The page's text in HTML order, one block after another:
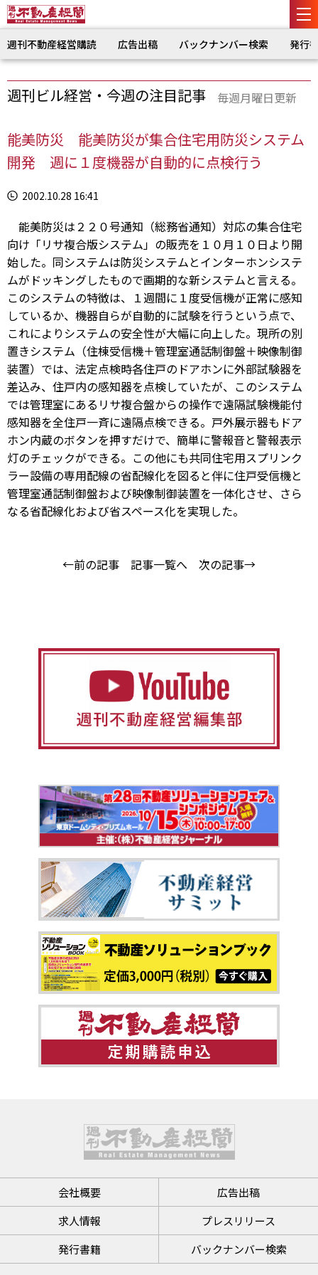
週刊不動産経営購読 広告出稿 バックナンバー検索 発行
週刊ビル経営・今週の注目記事 毎週月曜日更新
能美防災 能美防災が集合住宅用防災システム
開発 週に１度機器が自動的に点検行う
2002.10.28 16:41
能美防災は２２０号通知（総務省通知）対応の集合住宅
向け「リサ複合版システム」の販売を１０月１０日より開
始した。同システムは防災システムとインターホンシステ
ムがドッキングしたもので画期的な新システムと言える。
このシステムの特徴は、１週間に１度受信機が正常に感知
しているか、機器自らが自動的に試験を行うという点で、
これによりシステムの安全性が大幅に向上した。現所の別
置きシステム（住棟受信機＋管理室通話制御盤＋映像制御
装置）では、法定点検時各住戸のドアホンに外部試験器を
差込み、住戸内の感知器を点検していたが、このシステム
では管理室にあるリサ複合盤からの操作で遠隔試験機能付
感知器を全住戸一斉に遠隔点検できる。戸外展示器もドア
ホン内蔵のボタンを押すだけで、簡単に警報音と警報表示
灯のチェックができる。この他にも共同住宅用スプリンク
ラー設備の専用配線の省配線化を図ると伴に住戸受信機と
管理室通話制御盤および映像制御装置を一体化させ、さら
なる省配線化および省スペース化を実現した。
←前の記事 記事一覧へ 次の記事→
会社概要
広告出稿
求人情報
プレスリリース
発行書籍
バックナンバー検索